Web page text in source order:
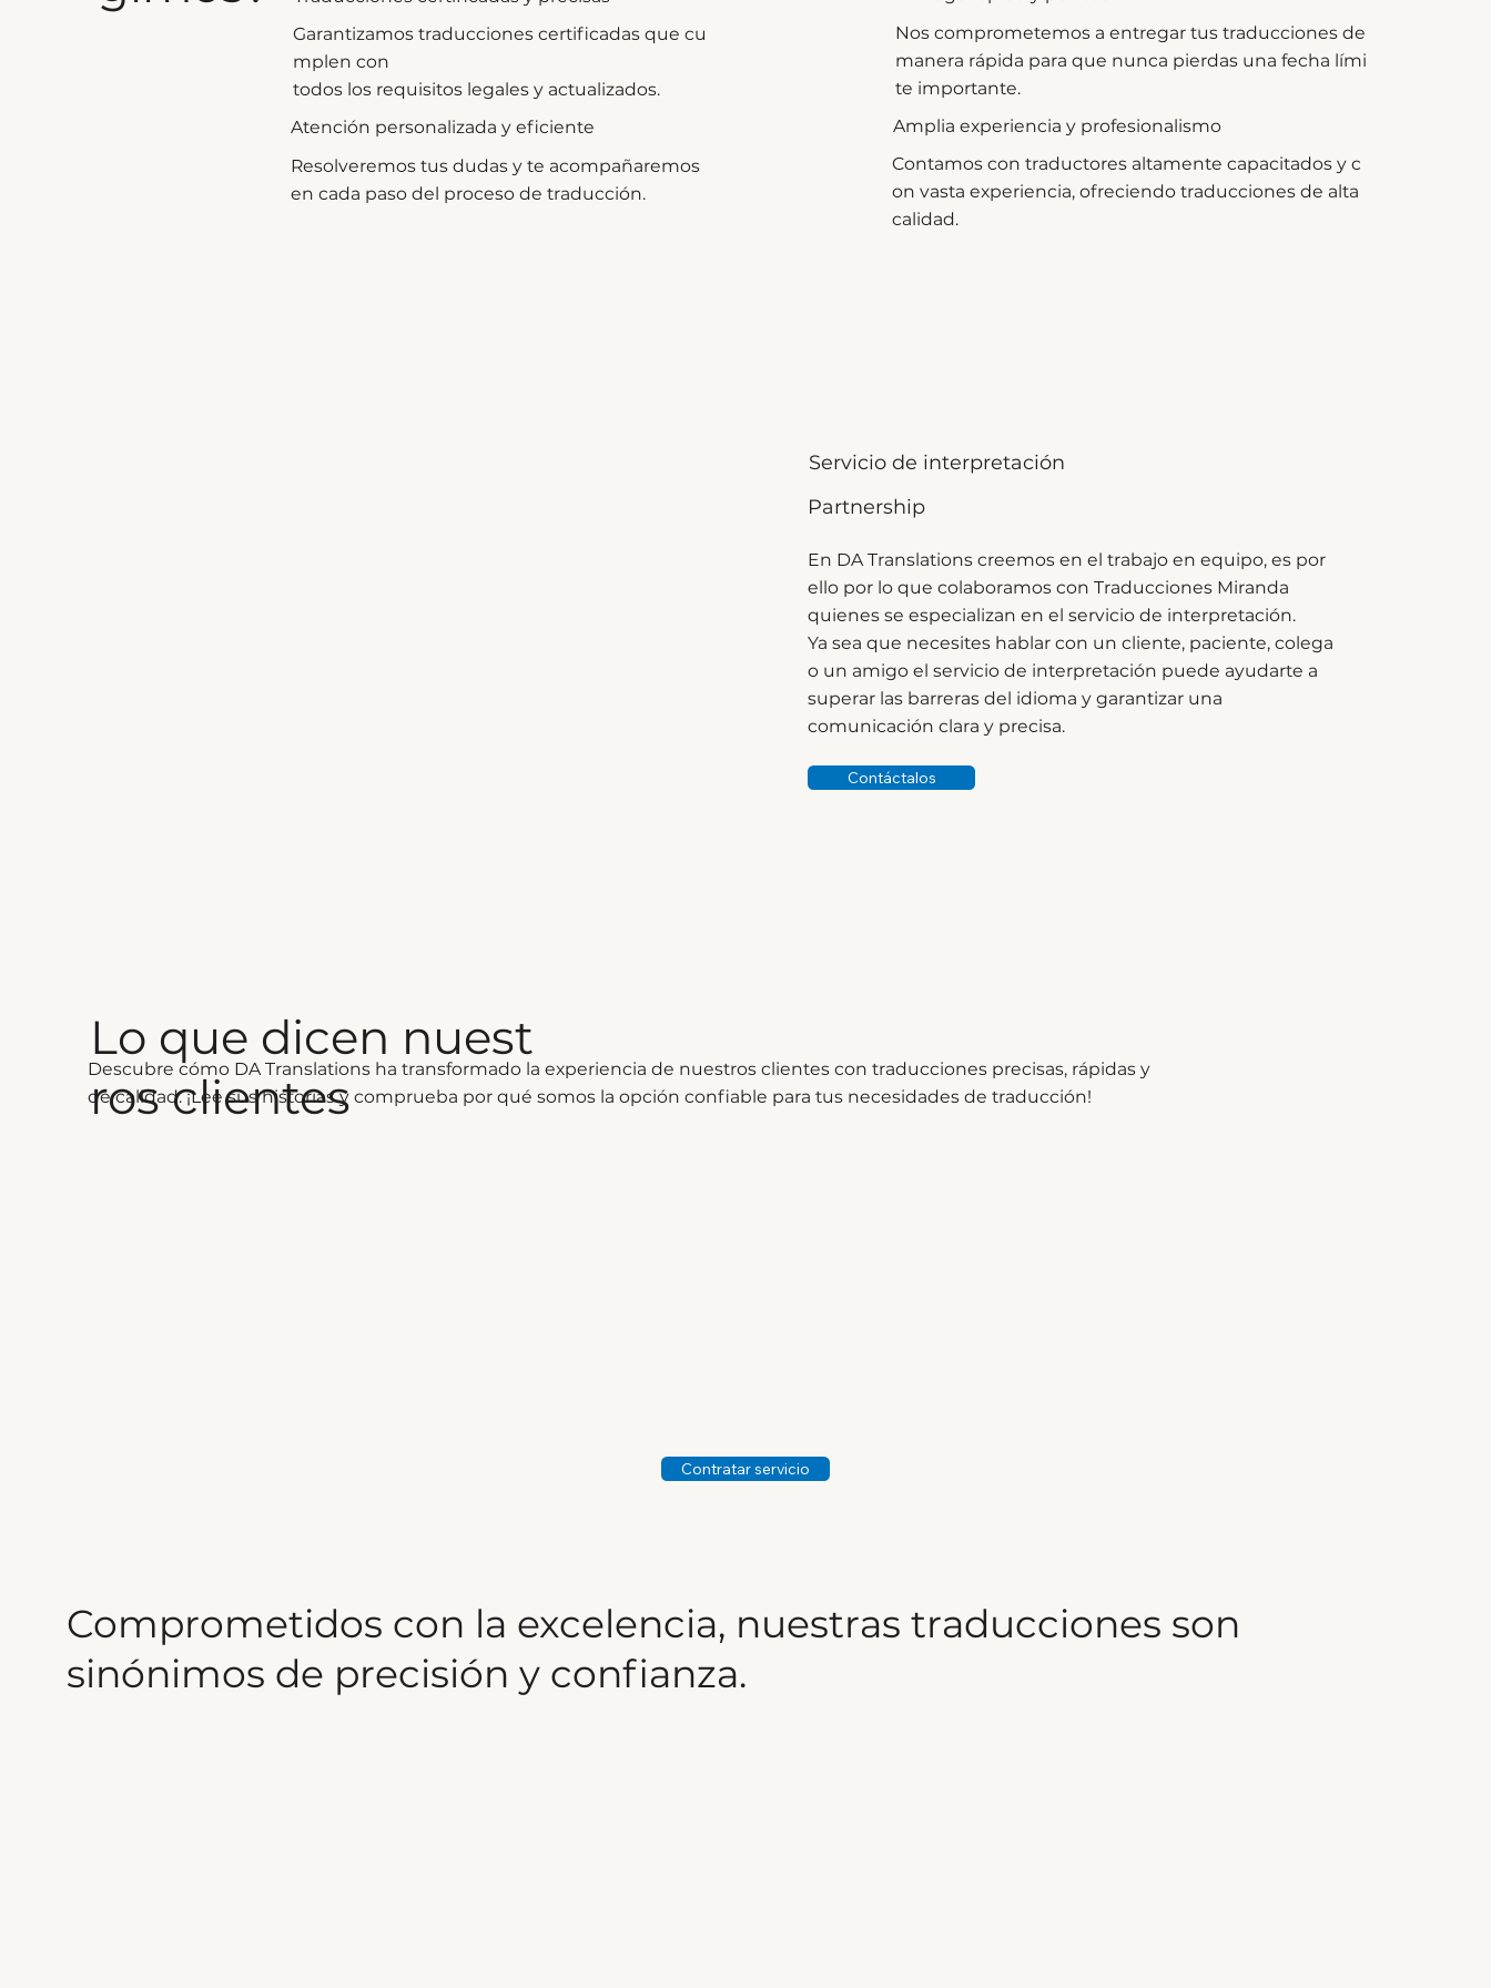
Atención personalizada y eficiente
Resolveremos tus dudas y te acompañaremos
en cada paso del proceso de traducción.
Garantizamos traducciones certificadas que cu
mplen con
todos los requisitos legales y actualizados.
Nos comprometemos a entregar tus traducciones de
manera rápida para que nunca pierdas una fecha lími
te importante.
Amplia experiencia y profesionalismo
Contamos con traductores altamente capacitados y c
on vasta experiencia, ofreciendo traducciones de alta
calidad.
Lo que dicen nuest
ros clientes
Descubre cómo DA Translations ha transformado la experiencia de nuestros clientes con traducciones precisas, rápidas y
de calidad. ¡Lee sus historias y comprueba por qué somos la opción confiable para tus necesidades de traducción!
Contratar servicio
Comprometidos con la excelencia, nuestras traducciones son
sinónimos de precisión y confianza.
Servicio de interpretación
En DA Translations creemos en el trabajo en equipo, es por
ello por lo que colaboramos con Traducciones Miranda
quienes se especializan en el servicio de interpretación.
Ya sea que necesites hablar con un cliente, paciente, colega
o un amigo el servicio de interpretación puede ayudarte a
superar las barreras del idioma y garantizar una
comunicación clara y precisa.
Partnership
Contáctalos